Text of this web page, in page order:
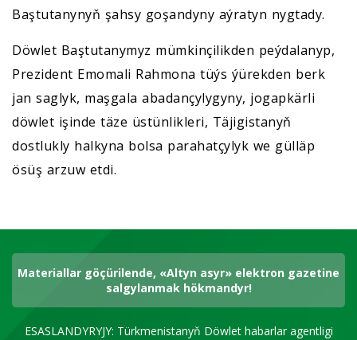
Baştutanynyň şahsy goşandyny aýratyn nygtady.
Döwlet Baştutanymyz mümkinçilikden peýdalanyp,
Prezident Emomali Rahmona tüýs ýürekden berk
jan saglyk, maşgala abadançylygyny, jogapkärli
döwlet işinde täze üstünlikleri, Täjigistanyň
dostlukly halkyna bolsa parahatçylyk we gülläp
ösüş arzuw etdi.
Materiallar göçürilende, «Altyn asyr» elektron gazetine
salgylanmak hökmandyr!
ESASLANDYRYJY: Türkmenistanyň Döwlet habarlar agentligi